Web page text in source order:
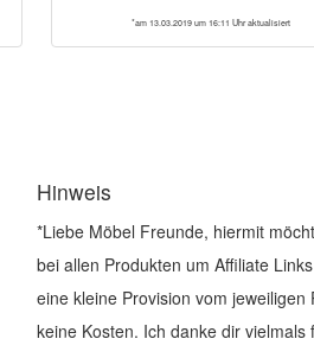
*am 13.03.2019 um 16:11 Uhr aktualisiert
Hinweis
*Liebe Möbel Freunde, hiermit
bei allen Produkten um Affiliate
eine kleine Provision vom
keine Kosten. Ich danke dir vielmals